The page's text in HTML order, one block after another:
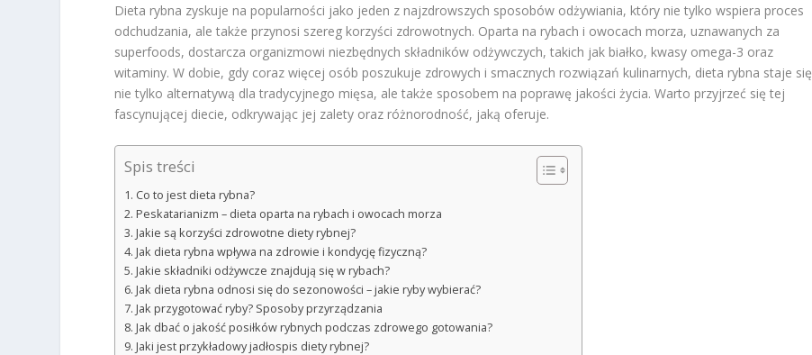
Dieta rybna zyskuje na popularności jako jeden z najzdrowszych sposobów odżywiania, który nie tylko wspiera proces
odchudzania, ale także przynosi szereg korzyści zdrowotnych. Oparta na rybach i owocach morza, uznawanych za
superfoods, dostarcza organizmowi niezbędnych składników odżywczych, takich jak białko, kwasy omega-3 oraz
witaminy. W dobie, gdy coraz więcej osób poszukuje zdrowych i smacznych rozwiązań kulinarnych, dieta rybna staje się
nie tylko alternatywą dla tradycyjnego mięsa, ale także sposobem na poprawę jakości życia. Warto przyjrzeć się tej
fascynującej diecie, odkrywając jej zalety oraz różnorodność, jaką oferuje.
Spis treści
Co to jest dieta rybna?
Peskatarianizm – dieta oparta na rybach i owocach morza
Jakie są korzyści zdrowotne diety rybnej?
Jak dieta rybna wpływa na zdrowie i kondycję fizyczną?
Jakie składniki odżywcze znajdują się w rybach?
Jak dieta rybna odnosi się do sezonowości – jakie ryby wybierać?
Jak przygotować ryby? Sposoby przyrządzania
Jak dbać o jakość posiłków rybnych podczas zdrowego gotowania?
Jaki jest przykładowy jadłospis diety rybnej?